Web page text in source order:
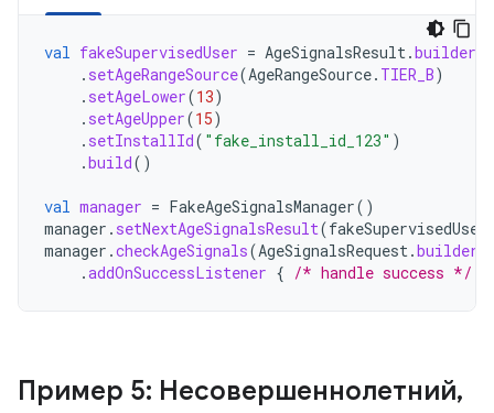
val fakeSupervisedUser = AgeSignalsResult.builder
. setAgeRangeSource(AgeRangeSource. TIER_B)
. setAgeLower(13)
. setAgeUpper(15)
. setInstallId( "fake_install_id_123" )
.build()
val manager = FakeAgeSignalsManager()
manager . setNextAgeSignalsResult(fakeSupervisedUser
manager .checkAgeSignals(AgeSignalsRequest.builder
.addOnSuccessListener { /* handle success */
Пример 5: Несовершеннолетний,